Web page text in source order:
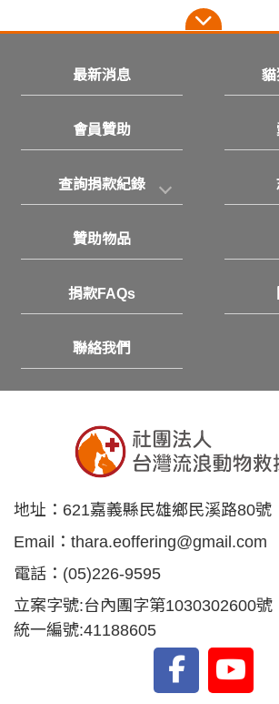
最新消息 貓
會員贊助
查詢捐款紀錄
贊助物品
捐款FAQs
聯絡我們
地址： 621嘉義縣民雄鄉民溪路80號
Email： thara.eoffering@gmail.com
電話： (05)226-9595
立案字號:台內團字第1030302600號
統一編號:41188605